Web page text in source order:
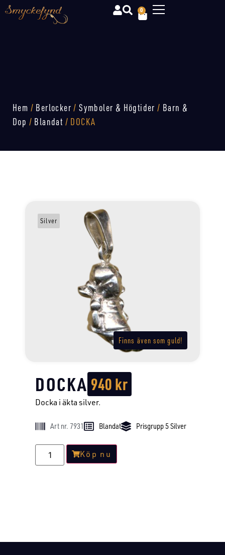
0
Hem / Berlocker /Symboler & Högtider / Barn &
Dop / Blandat / DOCKA
Finns även som guld!
Silver
DOCKA 940kr
Docka i äkta silver.
Art nr. 7931 Blandat Prisgrupp 5 Silver
Köp nu